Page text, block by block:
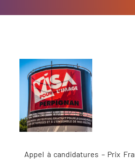
Appel à candidatures – Prix